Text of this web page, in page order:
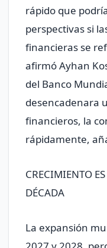
rápido que
perspectivas si
financieras ​se
afirmó Ayhan
del Banco
desencadenara
financieros, la
rápidamente,
CRECIMIENTO
DÉCADA
La expansión